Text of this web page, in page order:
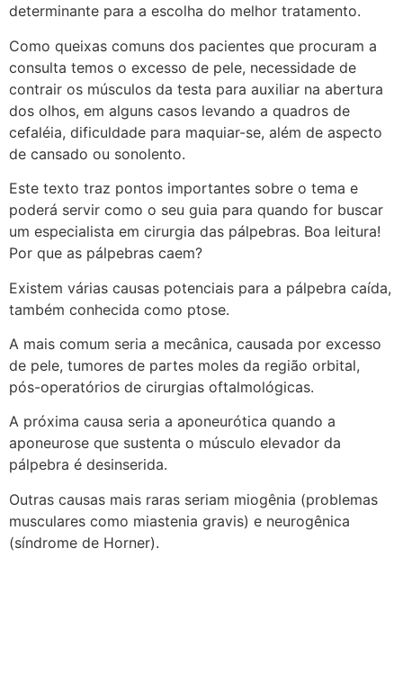
determinante para a escolha do melhor tratamento.
Como queixas comuns dos pacientes que procuram a
consulta temos o excesso de pele, necessidade de
contrair os músculos da testa para auxiliar na abertura
dos olhos, em alguns casos levando a quadros de
cefaléia, dificuldade para maquiar-se, além de aspecto
de cansado ou sonolento.
Este texto traz pontos importantes sobre o tema e
poderá servir como o seu guia para quando for buscar
um especialista em cirurgia das pálpebras. Boa leitura!
Por que as pálpebras caem?
Existem várias causas potenciais para a pálpebra caída,
também conhecida como ptose.
A mais comum seria a mecânica, causada por excesso
de pele, tumores de partes moles da região orbital,
pós-operatórios de cirurgias oftalmológicas.
A próxima causa seria a aponeurótica quando a
aponeurose que sustenta o músculo elevador da
pálpebra é desinserida.
Outras causas mais raras seriam miogênia (problemas
musculares como miastenia gravis) e neurogênica
(síndrome de Horner).